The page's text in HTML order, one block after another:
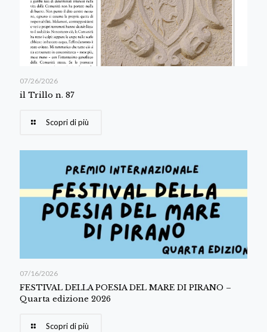
07/26/2026
il Trillo n. 87
Scopri di più
07/16/2026
FESTIVAL DELLA POESIA DEL MARE DI PIRANO –
Quarta edizione 2026
Scopri di più